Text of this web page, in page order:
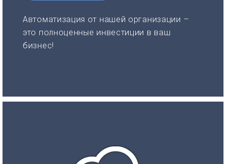
Автоматизация от нашей организации –
это полноценные инвестиции в ваш
бизнес!